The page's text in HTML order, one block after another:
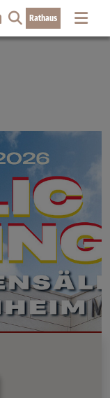
Rathaus